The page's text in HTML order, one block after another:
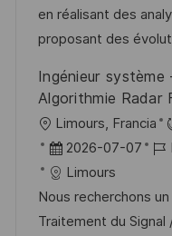
n p
u
l
a
c
l
e
en réalisant des
proposant des
Ingénieur
Algorithmie Radar
U
b
c
a
Limours, Francia
F
e
c
h
2026-07-07
I
d
e
Limours
Nous recherchons
Traitement du